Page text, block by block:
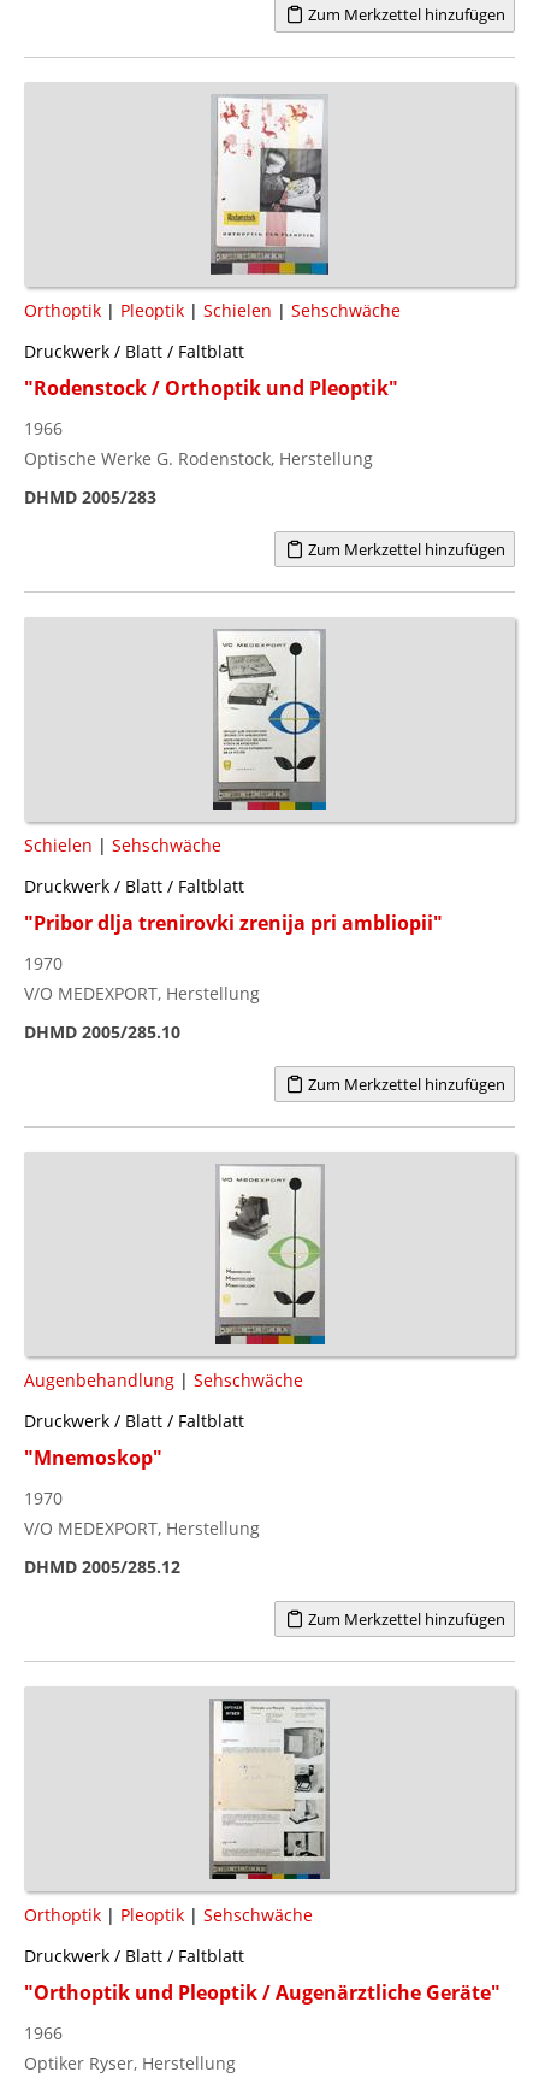
Zum Merkzettel hinzufügen
Orthoptik | Pleoptik | Schielen | Sehschwäche
Druckwerk / Blatt / Faltblatt
"Rodenstock / Orthoptik und Pleoptik"
1966
Optische Werke G. Rodenstock, Herstellung
DHMD 2005/283
Zum Merkzettel hinzufügen
Schielen | Sehschwäche
Druckwerk / Blatt / Faltblatt
"Pribor dlja trenirovki zrenija pri ambliopii"
1970
V/O MEDEXPORT, Herstellung
DHMD 2005/285.10
Zum Merkzettel hinzufügen
Augenbehandlung | Sehschwäche
Druckwerk / Blatt / Faltblatt
"Mnemoskop"
1970
V/O MEDEXPORT, Herstellung
DHMD 2005/285.12
Zum Merkzettel hinzufügen
Orthoptik | Pleoptik | Sehschwäche
Druckwerk / Blatt / Faltblatt
"Orthoptik und Pleoptik / Augenärztliche Geräte"
1966
Optiker Ryser, Herstellung